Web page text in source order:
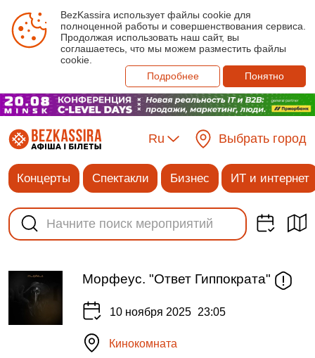
BezKassira использует файлы cookie для
полноценной работы и совершенствования сервиса.
Продолжая использовать наш сайт, вы
соглашаетесь, что мы можем разместить файлы
cookie.
Подробнее
Понятно
Ru Выбрать город
Концерты Спектакли Бизнес ИТ и интернет
Морфеус. "Ответ Гиппократа"
10 ноября 2025 23:05
Кинокомната